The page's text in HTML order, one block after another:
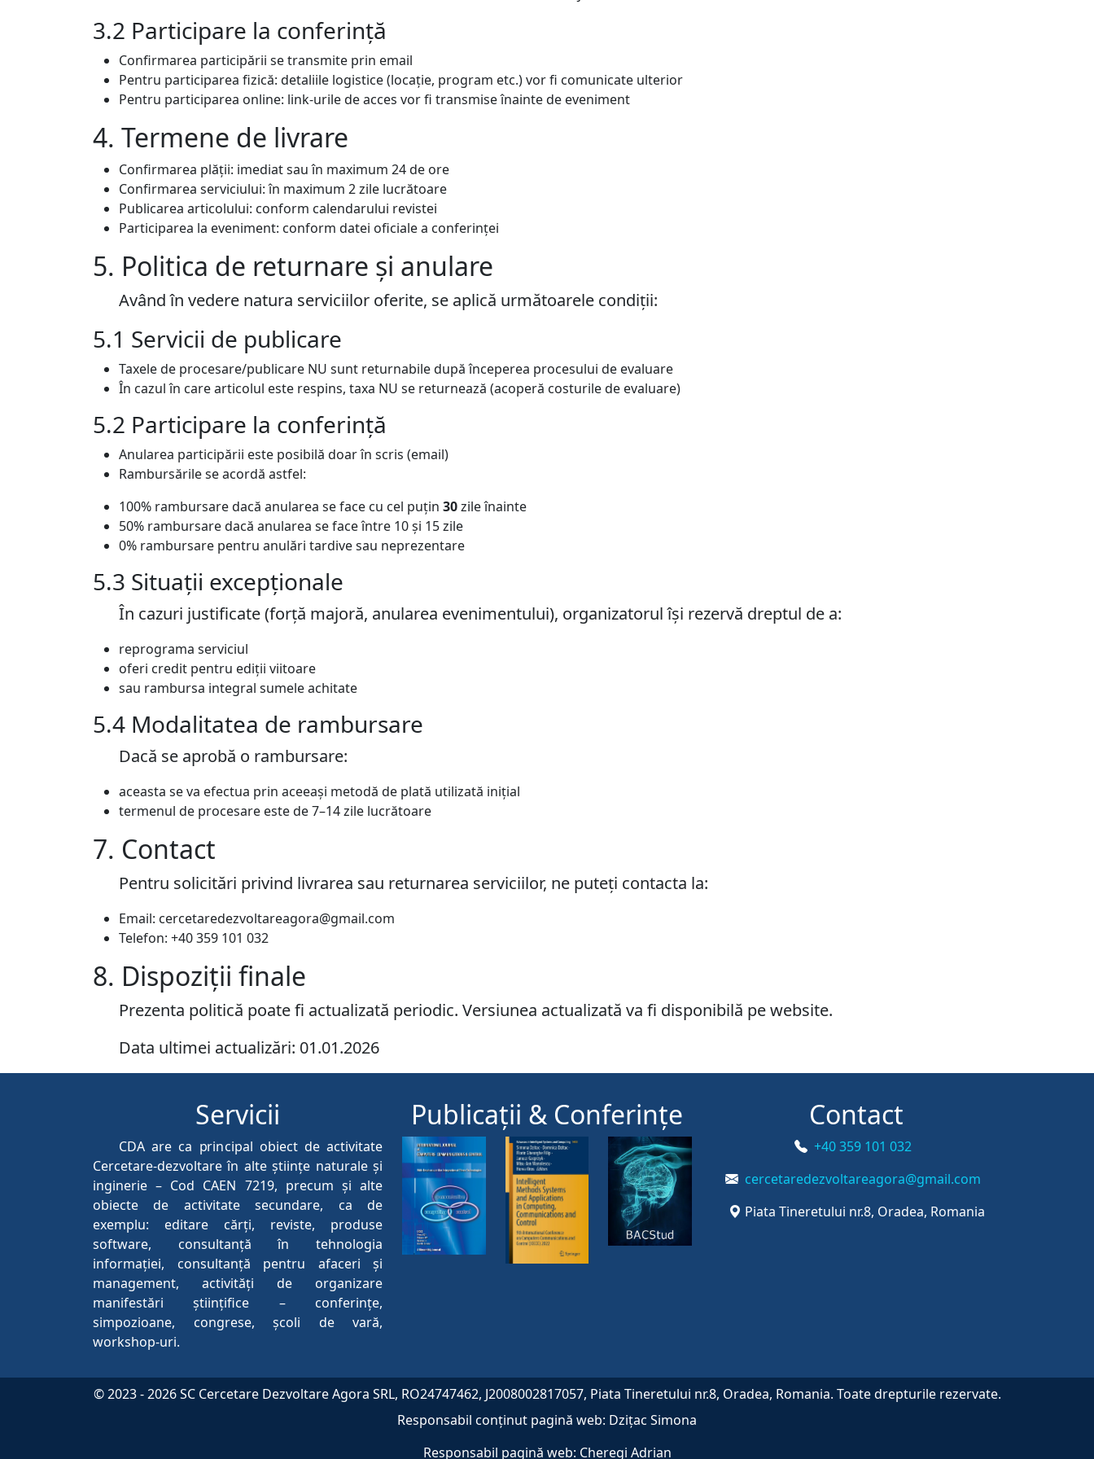
3.2 Participare la conferință
Confirmarea participării se transmite prin email
Pentru participarea fizică: detaliile logistice (locație, program etc.) vor fi comunicate ulterior
Pentru participarea online: link-urile de acces vor fi transmise înainte de eveniment
4. Termene de livrare
Confirmarea plății: imediat sau în maximum 24 de ore
Confirmarea serviciului: în maximum 2 zile lucrătoare
Publicarea articolului: conform calendarului revistei
Participarea la eveniment: conform datei oficiale a conferinței
5. Politica de returnare și anulare
Având în vedere natura serviciilor oferite, se aplică următoarele condiții:
5.1 Servicii de publicare
Taxele de procesare/publicare NU sunt returnabile după începerea procesului de evaluare
În cazul în care articolul este respins, taxa NU se returnează (acoperă costurile de evaluare)
5.2 Participare la conferință
Anularea participării este posibilă doar în scris (email)
Rambursările se acordă astfel:
100% rambursare dacă anularea se face cu cel puțin 30zile înainte
50% rambursare dacă anularea se face între 10 și 15 zile
0% rambursare pentru anulări tardive sau neprezentare
5.3 Situații excepționale
În cazuri justificate (forță majoră, anularea evenimentului), organizatorul își rezervă dreptul de a:
reprograma serviciul
oferi credit pentru ediții viitoare
sau rambursa integral sumele achitate
5.4 Modalitatea de rambursare
Dacă se aprobă o rambursare:
aceasta se va efectua prin aceeași metodă de plată utilizată inițial
termenul de procesare este de 7–14 zile lucrătoare
7. Contact
Pentru solicitări privind livrarea sau returnarea serviciilor, ne puteți contacta la:
Email: cercetaredezvoltareagora@gmail.com
Telefon: +40 359 101 032
8. Dispoziții finale
Prezenta politică poate fi actualizată periodic. Versiunea actualizată va fi disponibilă pe website.
Data ultimei actualizări: 01.01.2026
Servicii
CDA are ca principal obiect de activitate
Cercetare-dezvoltare în alte științe naturale și
inginerie – Cod CAEN 7219, precum și alte
obiecte de activitate secundare, ca de
exemplu: editare cărți, reviste, produse
software, consultanță în tehnologia
informației, consultanță pentru afaceri și
management, activități de organizare
manifestări științifice – conferințe,
simpozioane, congrese, școli de vară,
workshop-uri.
Publicaţii & Conferinţe Contact
+40 359 101 032
cercetaredezvoltareagora@gmail.com
Piata Tineretului nr.8, Oradea, Romania
© 2023 -2026SC Cercetare Dezvoltare Agora SRL, RO24747462, J2008002817057, Piata Tineretului nr.8, Oradea, Romania. Toate drepturile rezervate.
Responsabil conținut pagină web: Dzițac Simona
Responsabil pagină web: Cheregi Adrian